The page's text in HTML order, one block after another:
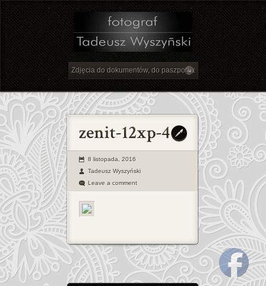
8 listopada, 2016
Tadeusz Wyszyński
Leave a comment